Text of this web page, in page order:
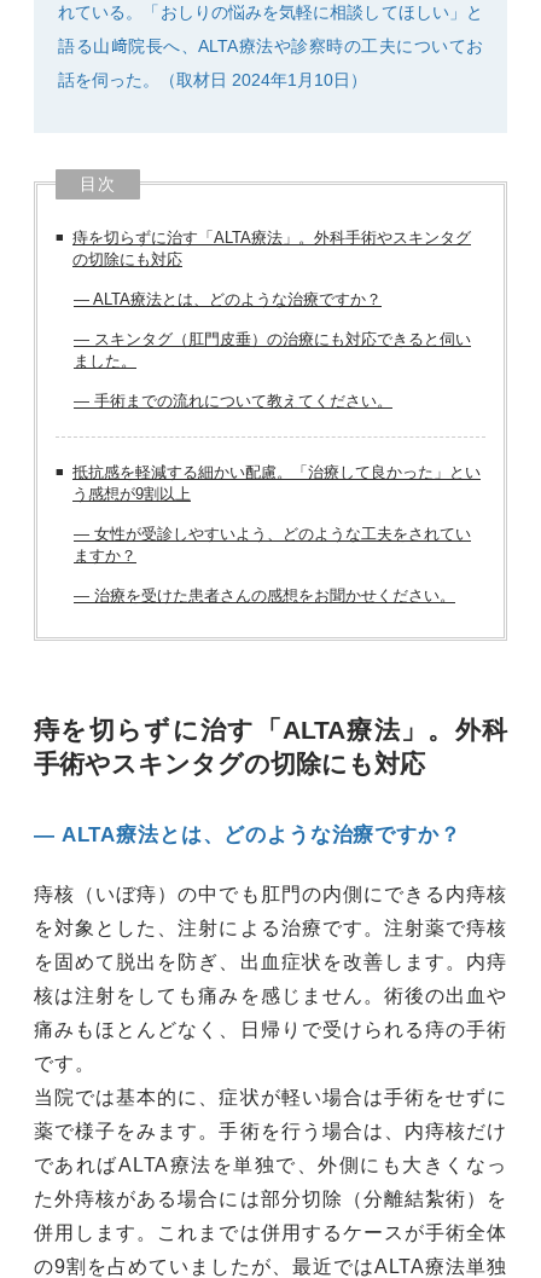
れている。「おしりの悩みを気軽に相談してほしい」と
語る山﨑院長へ、ALTA療法や診察時の工夫についてお
話を伺った。（取材日 2024年1月10日）
目次
痔を切らずに治す「ALTA療法」。外科手術やスキンタグ
の切除にも対応
― ALTA療法とは、どのような治療ですか？
― スキンタグ（肛門皮垂）の治療にも対応できると伺い
ました。
― 手術までの流れについて教えてください。
抵抗感を軽減する細かい配慮。「治療して良かった」とい
う感想が9割以上
― 女性が受診しやすいよう、どのような工夫をされてい
ますか？
― 治療を受けた患者さんの感想をお聞かせください。
痔を切らずに治す「ALTA療法」。外科
手術やスキンタグの切除にも対応
― ALTA療法とは、どのような治療ですか？
痔核（いぼ痔）の中でも肛門の内側にできる内痔核
を対象とした、注射による治療です。注射薬で痔核
を固めて脱出を防ぎ、出血症状を改善します。内痔
核は注射をしても痛みを感じません。術後の出血や
痛みもほとんどなく、日帰りで受けられる痔の手術
です。
当院では基本的に、症状が軽い場合は手術をせずに
薬で様子をみます。手術を行う場合は、内痔核だけ
であればALTA療法を単独で、外側にも大きくなっ
た外痔核がある場合には部分切除（分離結紮術）を
併用します。これまでは併用するケースが手術全体
の9割を占めていましたが、最近ではALTA療法単独